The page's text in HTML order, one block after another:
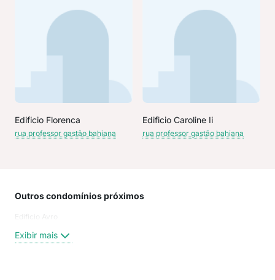
Edificio Florenca
rua professor gastão bahiana
Edificio Caroline Ii
rua professor gastão bahiana
Outros condomínios próximos
Edificio Avro
Exibir mais